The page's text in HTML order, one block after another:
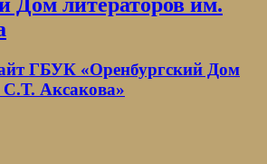
ГБУК «Оренбургский Дом
Аксакова»